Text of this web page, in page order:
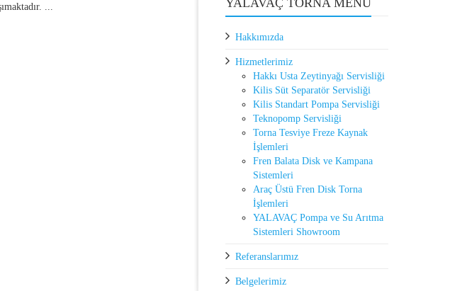
...
YALAVAÇ TORNA MENU
Hakkımızda
Hizmetlerimiz
Hakkı Usta Zeytinyağı Servisliği
Kilis Süt Separatör Servisliği
Kilis Standart Pompa Servisliği
Teknopomp Servisliği
Torna Tesviye Freze Kaynak
İşlemleri
Fren Balata Disk ve Kampana
Sistemleri
Araç Üstü Fren Disk Torna
İşlemleri
YALAVAÇ Pompa ve Su Arıtma
Sistemleri Showroom
Referanslarımız
Belgelerimiz